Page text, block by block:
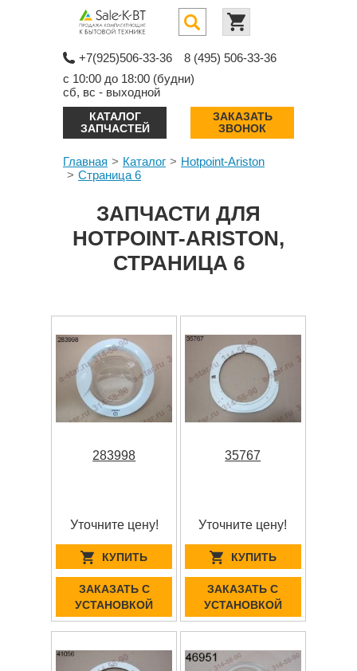
+7(925)506-33-36
8 (495) 506-33-36
с 10:00 до 18:00 (будни)
сб, вс - выходной
КАТАЛОГ
ЗАПЧАСТЕЙ
ЗАКАЗАТЬ
ЗВОНОК
Главная Каталог
Hotpoint-Ariston
Страница 6
ЗАПЧАСТИ ДЛЯ
HOTPOINT-ARISTON,
СТРАНИЦА 6
283998
Уточните цену!
КУПИТЬ
ЗАКАЗАТЬ С
УСТАНОВКОЙ
35767
Уточните цену!
КУПИТЬ
ЗАКАЗАТЬ С
УСТАНОВКОЙ